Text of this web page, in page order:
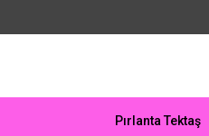
Pırlanta Tektaş